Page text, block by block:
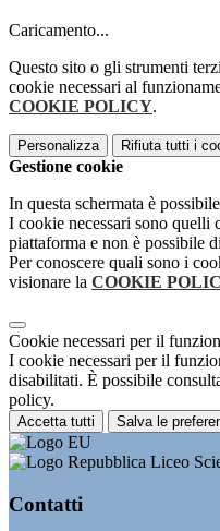
Caricamento...
Questo sito o gli strumenti
cookie necessari al
COOKIE POLICY.
Personalizza Rifiuta tutti i
Gestione cookie
In questa schermata è
I cookie necessari sono quelli
piattaforma e non è possibile
Per conoscere quali sono i
visionare la COOKIE
Cookie necessari per il
I cookie necessari per il
disabilitati. È possibile
policy.
Accetta tutti Salva le
Liceo
Contatti